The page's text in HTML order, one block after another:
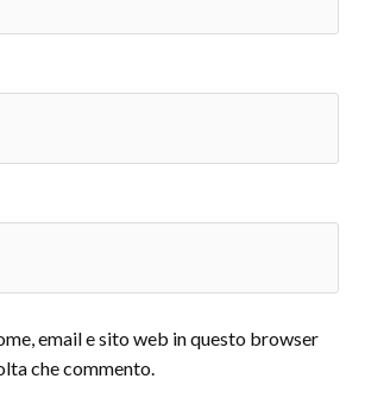
email e sito web in questo browser
che commento.